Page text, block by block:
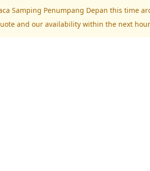
Samping Penumpang Depan this time
and our availability within the next